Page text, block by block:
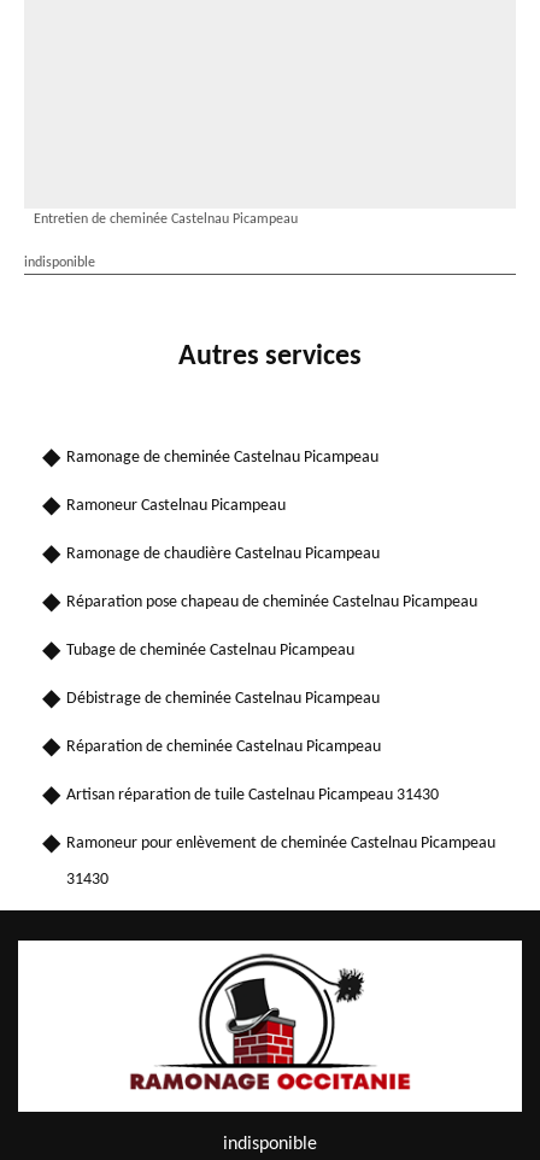
Entretien de cheminée Castelnau Picampeau
indisponible
Autres services
Ramonage de cheminée Castelnau Picampeau
Ramoneur Castelnau Picampeau
Ramonage de chaudière Castelnau Picampeau
Réparation pose chapeau de cheminée Castelnau Picampeau
Tubage de cheminée Castelnau Picampeau
Débistrage de cheminée Castelnau Picampeau
Réparation de cheminée Castelnau Picampeau
Artisan réparation de tuile Castelnau Picampeau 31430
Ramoneur pour enlèvement de cheminée Castelnau Picampeau
31430
indisponible